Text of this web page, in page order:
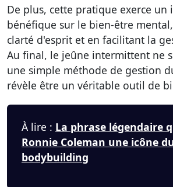
De plus, cette pratique exerce un
bénéfique sur le bien-être
clarté d'esprit et en facilitant la
Au final, le jeûne intermittent ne
une simple méthode de gestion
révèle être un véritable outil de
À lire : La phrase légendaire
Ronnie Coleman une icône
bodybuilding